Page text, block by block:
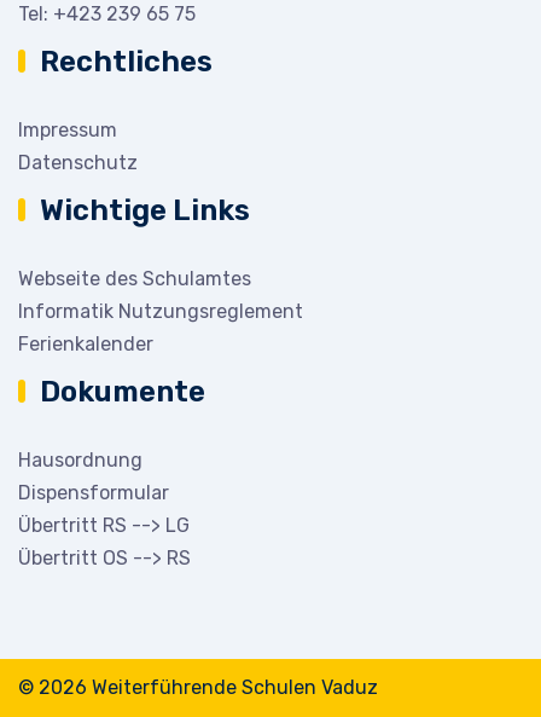
Tel: +423 239 65 75
Rechtliches
Impressum
Datenschutz
Wichtige Links
Webseite des Schulamtes
Informatik Nutzungsreglement
Ferienkalender
Dokumente
Hausordnung
Dispensformular
Übertritt RS --> LG
Übertritt OS --> RS
© 2026 Weiterführende Schulen Vaduz